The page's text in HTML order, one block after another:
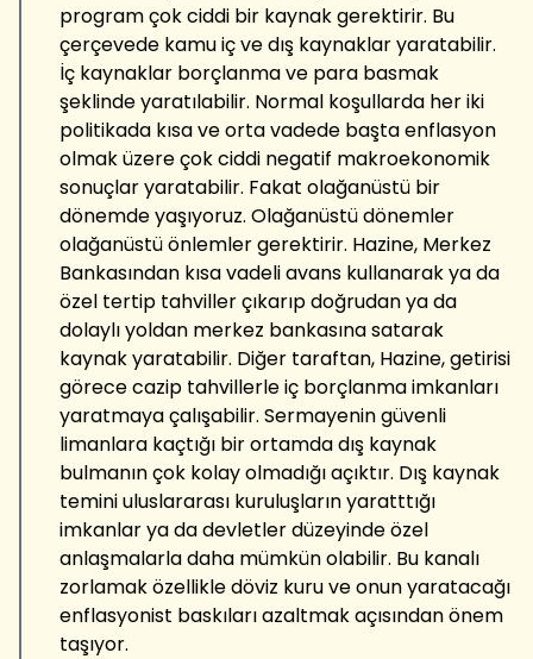
program çok ciddi bir kaynak gerektirir. Bu
çerçevede kamu iç ve dış kaynaklar yaratabilir.
İç kaynaklar borçlanma ve para basmak
şeklinde yaratılabilir. Normal koşullarda her iki
politikada kısa ve orta vadede başta enflasyon
olmak üzere çok ciddi negatif makroekonomik
sonuçlar yaratabilir. Fakat olağanüstü bir
dönemde yaşıyoruz. Olağanüstü dönemler
olağanüstü önlemler gerektirir. Hazine, Merkez
Bankasından kısa vadeli avans kullanarak ya da
özel tertip tahviller çıkarıp doğrudan ya da
dolaylı yoldan merkez bankasına satarak
kaynak yaratabilir. Diğer taraftan, Hazine, getirisi
görece cazip tahvillerle iç borçlanma imkanları
yaratmaya çalışabilir. Sermayenin güvenli
limanlara kaçtığı bir ortamda dış kaynak
bulmanın çok kolay olmadığı açıktır. Dış kaynak
temini uluslararası kuruluşların yaratttığı
imkanlar ya da devletler düzeyinde özel
anlaşmalarla daha mümkün olabilir. Bu kanalı
zorlamak özellikle döviz kuru ve onun yaratacağı
enflasyonist baskıları azaltmak açısından önem
taşıyor.